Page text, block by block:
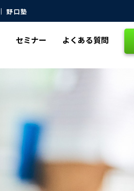
セミナー よくある質問
野口塾